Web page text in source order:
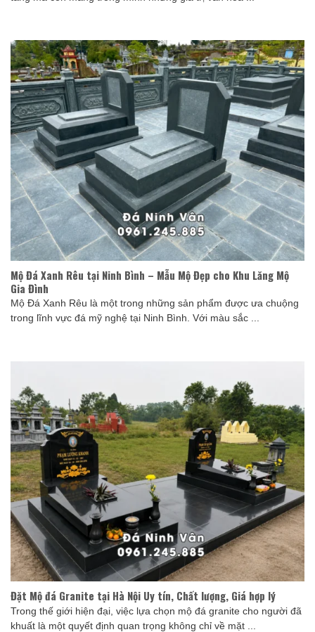
Mộ Đá Xanh Rêu tại Ninh Bình – Mẫu Mộ Đẹp cho Khu Lăng Mộ
Gia Đình
Mộ Đá Xanh Rêu là một trong những sản phẩm được ưa chuộng
trong lĩnh vực đá mỹ nghệ tại Ninh Bình. Với màu sắc ...
Đặt Mộ đá Granite tại Hà Nội Uy tín, Chất lượng, Giá hợp lý
Trong thế giới hiện đại, việc lựa chọn mộ đá granite cho người đã
khuất là một quyết định quan trọng không chỉ về mặt ...